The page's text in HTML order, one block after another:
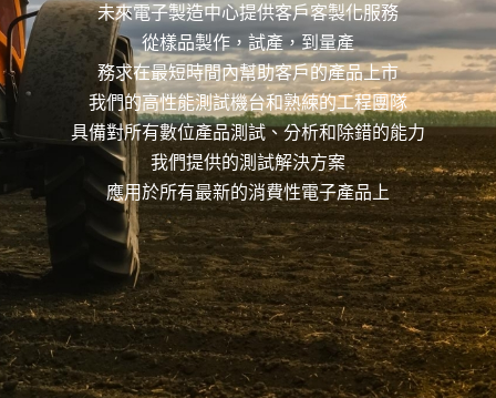
未來電子製造中心提供客戶客製化服務
從樣品製作，試產，到量產
務求在最短時間內幫助客戶的產品上市
我們的高性能測試機台和熟練的工程團隊
具備對所有數位產品測試、分析和除錯的能力
我們提供的測試解決方案
應用於所有最新的消費性電子產品上